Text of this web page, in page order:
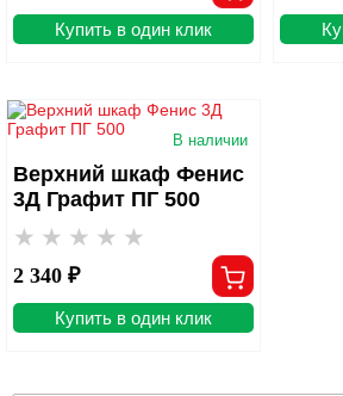
Купить в один клик
В наличии
Верхний шкаф Фенис
3Д Графит ПГ 500
2 340 ₽
Купить в один клик